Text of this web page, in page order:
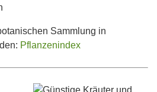
Sammlung in
Pflanzenindex